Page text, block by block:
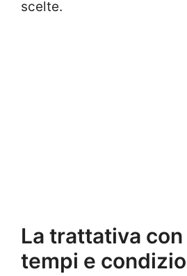
scelte.
La trattativa con
tempi e